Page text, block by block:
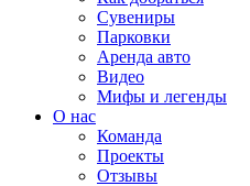
Сувениры
Парковки
Аренда авто
Видео
Мифы и легенды
О нас
Команда
Проекты
Отзывы